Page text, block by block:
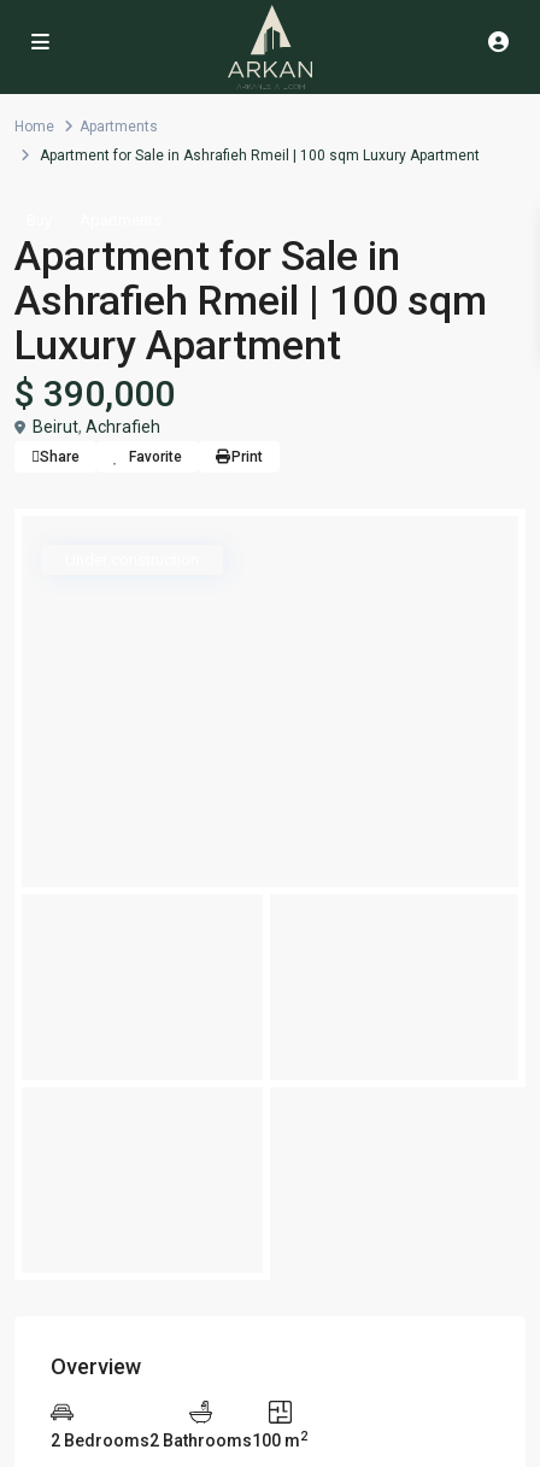
Home
Apartments
Apartment for Sale in Ashrafieh Rmeil | 100 sqm Luxury Apartment
Apartment for Sale in
Ashrafieh Rmeil | 100 sqm
Luxury Apartment
$ 390,000
Beirut, Achrafieh
Share Favorite Print
Overview
2 Bedrooms2 Bathrooms100 m2